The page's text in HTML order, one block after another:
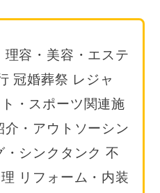
理容・美容・エステ
冠婚葬祭 レジャ
・スポーツ関連施
・アウトソーシン
・シンクタンク 不
リフォーム・内装